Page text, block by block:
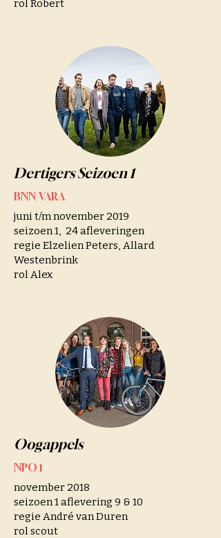
rol Robert
Dertigers Seizoen 1
BNN/VARA
juni t/m november 2019
seizoen 1, 24 afleveringen
regie Elzelien Peters, Allard
Westenbrink
rol Alex
Oogappels
NPO 1
november 2018
seizoen 1 aflevering 9 & 10
regie André van Duren
rol scout